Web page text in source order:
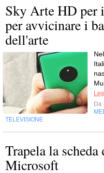
Sky Arte HD per
per avvicinare i
dell'arte
Da
TELEVISIONE
Trapela la
Microsoft